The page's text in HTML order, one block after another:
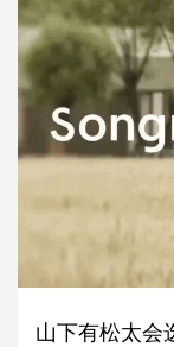
山下有松太会